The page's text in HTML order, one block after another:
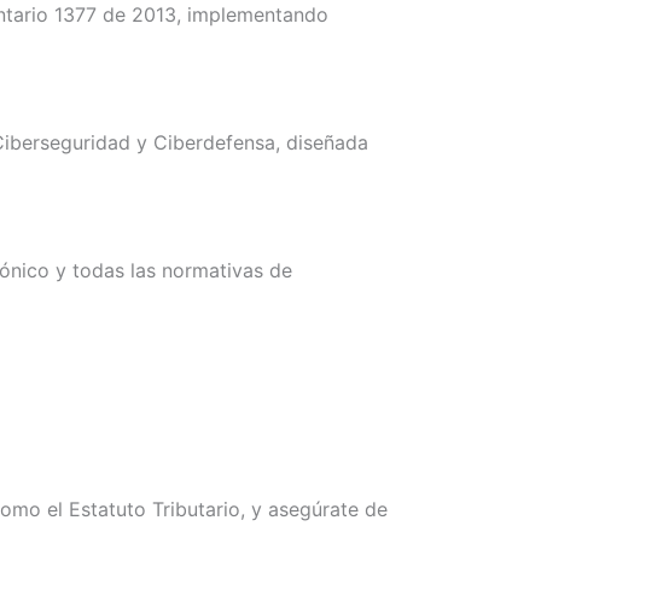
1377 de 2013, implementando
y Ciberdefensa, diseñada
y todas las normativas de
el Estatuto Tributario, y asegúrate de